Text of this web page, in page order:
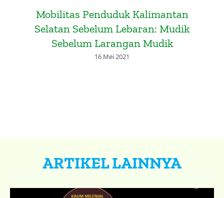
Mobilitas Penduduk Kalimantan
Selatan Sebelum Lebaran: Mudik
Sebelum Larangan Mudik
16 Mei 2021
ARTIKEL LAINNYA